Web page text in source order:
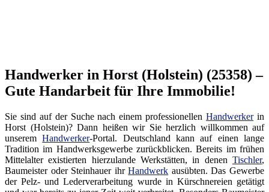
Handwerker in Horst (Holstein) (25358) –
Gute Handarbeit für Ihre Immobilie!
Sie sind auf der Suche nach einem professionellenHandwerkerin
Horst (Holstein)? Dann heißen wir Sie herzlich willkommen auf
unseremHandwerker-Portal. Deutschland kann auf einen lange
Tradition im Handwerksgewerbe zurückblicken. Bereits im frühen
Mittelalter existierten hierzulande Werkstätten, in denen Tischler,
Baumeister oder Steinhauer ihrHandwerk ausübten. Das Gewerbe
der Pelz- und Lederverarbeitung wurde in Kürschnereien getätigt